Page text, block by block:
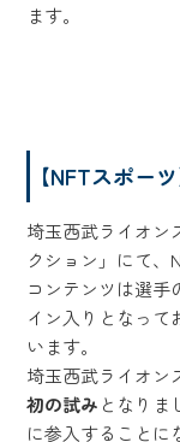
ます。
【NFTスポー
埼玉西武ライオン
クション」にて、
コンテンツは選手
イン入りとなって
います。
埼玉西武ライオン
初の試み となりま
に参入することに